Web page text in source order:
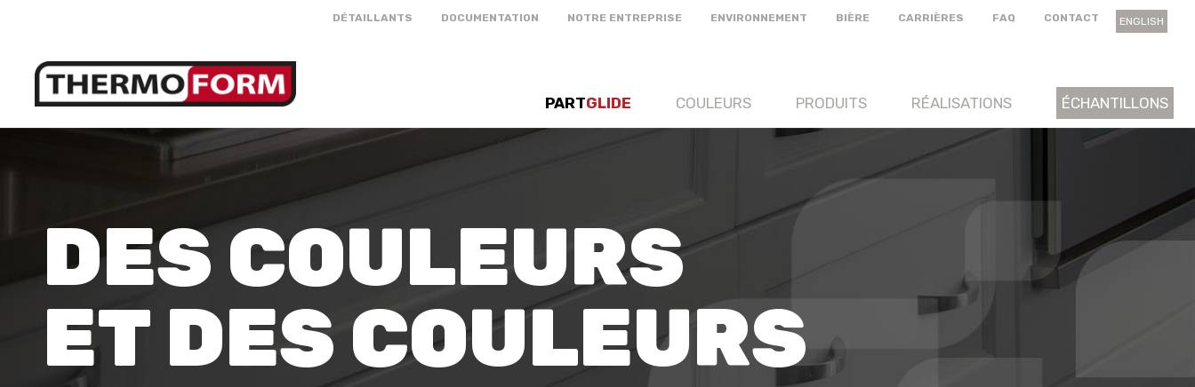
DÉTAILLANTS DOCUMENTATION NOTRE ENTREPRISE ENVIRONNEMENT BIÈRE CARRIÈRES FAQ CONTACT ENGLISH
PARTGLIDE COULEURS PRODUITS RÉALISATIONS ÉCHANTILLONS
DES COULEURS
ET DES COULEURS